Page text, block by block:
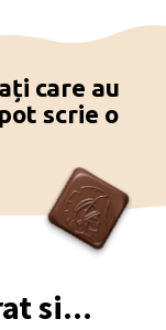
care au
scrie o
si...